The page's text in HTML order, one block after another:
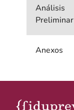
Análisis
Preliminar
Anexos